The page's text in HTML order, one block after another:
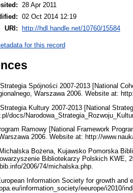
28 Apr 2011
02 Oct 2014 12:19
URI:
http://hdl.handle.net/10760/15584
for this record
Spójności 2007-2013 [National
Warszawa 2006. Website at:
Kultury 2007-2013 [National
docs/
Ramowy [National Framework
2006. Website at: http://
Bożena, Kujawsko Pomorska
Bibliotekarzy Polskich KWE,
2006/74/michalska.php.
Information Society for growth
information_society/eeurope/i2010/